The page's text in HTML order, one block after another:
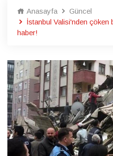
Anasayfa
Güncel
İstanbul Valisi'nden çöken
haber!